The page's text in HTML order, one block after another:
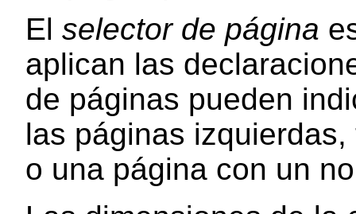
El selector de página
aplican las
de páginas pueden
las páginas
o una página con un